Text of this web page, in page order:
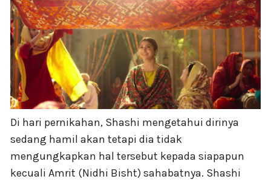
Di hari pernikahan, Shashi mengetahui dirinya
sedang hamil akan tetapi dia tidak
mengungkapkan hal tersebut kepada siapapun
kecuali Amrit (Nidhi Bisht) sahabatnya. Shashi